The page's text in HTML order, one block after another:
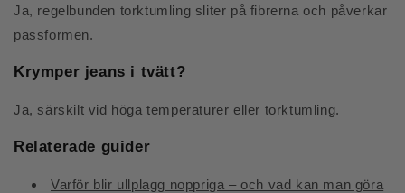
Ja, regelbunden torktumling sliter på fibrerna och påverkar
passformen.
Krymper jeans i tvätt?
Ja, särskilt vid höga temperaturer eller torktumling.
Relaterade guider
Varför blir ullplagg noppriga – och vad kan man göra